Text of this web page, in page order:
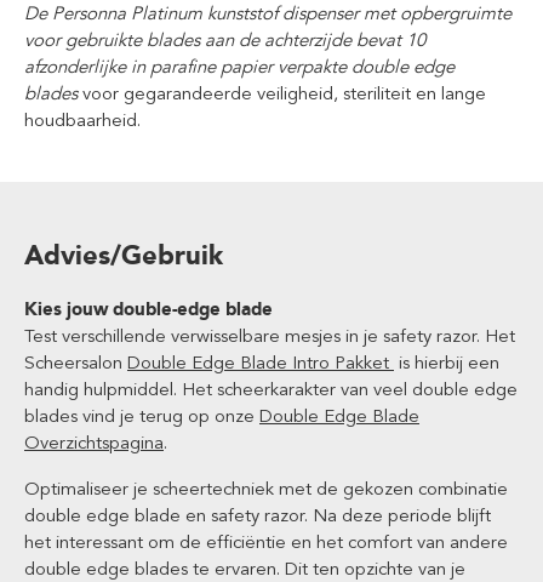
De Personna Platinum kunststof dispenser met opbergruimte
voor gebruikte blades aan de achterzijde bevat 10
afzonderlijke in parafine papier verpakte double edge
bladesvoor gegarandeerde veiligheid, steriliteit en lange
houdbaarheid.
Advies/Gebruik
Kies jouw double-edge blade
Test verschillende verwisselbare mesjes in je safety razor. Het
Scheersalon Double Edge Blade Intro Pakket is hierbij een
handig hulpmiddel. Het scheerkarakter van veel double edge
blades vind je terug op onze Double Edge Blade
Overzichtspagina.
Optimaliseer je scheertechniek met de gekozen combinatie
double edge blade en safety razor. Na deze periode blijft
het interessant om de efficiëntie en het comfort van andere
double edge blades te ervaren. Dit ten opzichte van je